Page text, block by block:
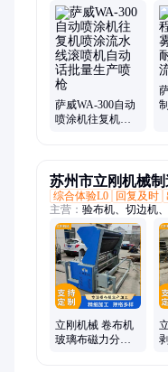
保喷枪、自动喷枪、油
品医药喷枪、汽车家具
萨威WA-300自动
喷涂机往复机喷
苏州市立刚机械制
综合体验L0
回复及时
主营： 验布机、切边机
立刚机械 卷布机
玻璃布磁力分切